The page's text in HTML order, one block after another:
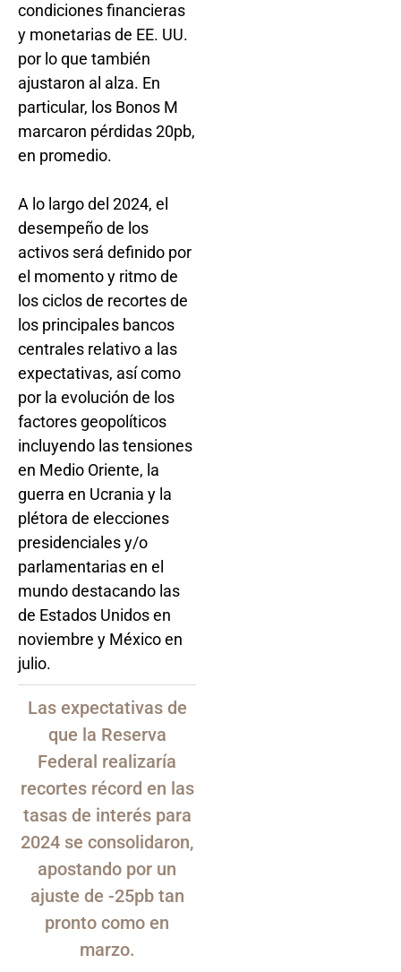
condiciones financieras
y monetarias de EE. UU.
por lo que también
ajustaron al alza. En
particular, los Bonos M
marcaron pérdidas 20pb,
en promedio.
A lo largo del 2024, el
desempeño de los
activos será definido por
el momento y ritmo de
los ciclos de recortes de
los principales bancos
centrales relativo a las
expectativas, así como
por la evolución de los
factores geopolíticos
incluyendo las tensiones
en Medio Oriente, la
guerra en Ucrania y la
plétora de elecciones
presidenciales y/o
parlamentarias en el
mundo destacando las
de Estados Unidos en
noviembre y México en
julio.
Las expectativas de
que la Reserva
Federal realizaría
recortes récord en las
tasas de interés para
2024 se consolidaron,
apostando por un
ajuste de -25pb tan
pronto como en
marzo.